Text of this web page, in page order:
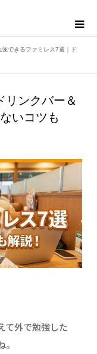
強できるファミレス7選｜ド
リンクバー＆
いコツも
て外で勉強した